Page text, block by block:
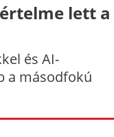
lett a
és AI-
a másodfokú